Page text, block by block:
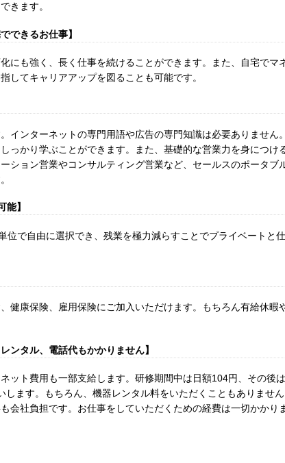
きます。
できるお仕事】
にも強く、長く仕事を続けることができます。また、自宅でマ
してキャリアアップを図ることも可能です。
インターネットの専門用語や広告の専門知識は必要ありません
っかり学ぶことができます。また、基礎的な営業力を身につけ
ション営業やコンサルティング営業など、セールスのポータブ
能】
位で自由に選択でき、残業を極力減らすことでプライベートと
健康保険、雇用保険にご加入いただけます。もちろん有給休暇
ンタル、電話代もかかりません】
ット費用も一部支給します。研修期間中は日額104円、その後
ます。もちろん、機器レンタル料をいただくこともありません
会社負担です。お仕事をしていただくための経費は一切かかり